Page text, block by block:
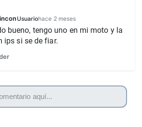
Usuariohace 2 meses
bueno, tengo uno en mi moto y la
ips si se de fiar.